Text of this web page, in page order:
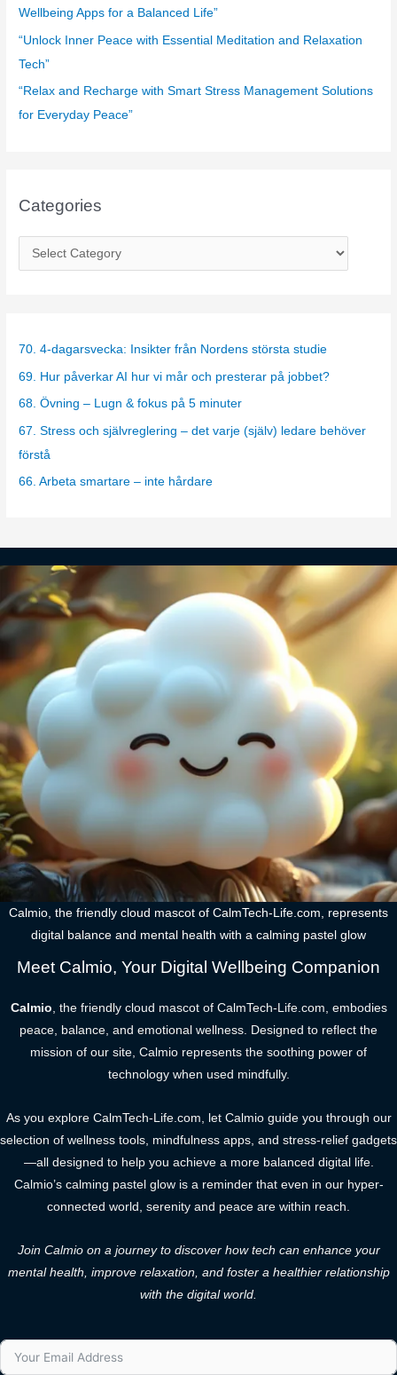
Wellbeing Apps for a Balanced Life”
“Unlock Inner Peace with Essential Meditation and Relaxation
Tech”
“Relax and Recharge with Smart Stress Management Solutions
for Everyday Peace”
Categories
a
g
e
s
70. 4-dagarsvecka: Insikter från Nordens största studie
69. Hur påverkar AI hur vi mår och presterar på jobbet?
68. Övning – Lugn & fokus på 5 minuter
67. Stress och självreglering – det varje (själv) ledare behöver
förstå
66. Arbeta smartare – inte hårdare
Calmio, the friendly cloud mascot of CalmTech-Life.com, represents
digital balance and mental health with a calming pastel glow
Meet Calmio, Your Digital Wellbeing Companion
Calmio , the friendly cloud mascot of CalmTech-Life.com, embodies
peace, balance, and emotional wellness. Designed to reflect the
mission of our site, Calmio represents the soothing power of
technology when used mindfully.
As you explore CalmTech-Life.com, let Calmio guide you through our
selection of wellness tools, mindfulness apps, and stress-relief gadgets
—all designed to help you achieve a more balanced digital life.
Calmio’s calming pastel glow is a reminder that even in our hyper-
connected world, serenity and peace are within reach.
Join Calmio on a journey to discover how tech can enhance your
mental health, improve relaxation, and foster a healthier relationship
with the digital world.